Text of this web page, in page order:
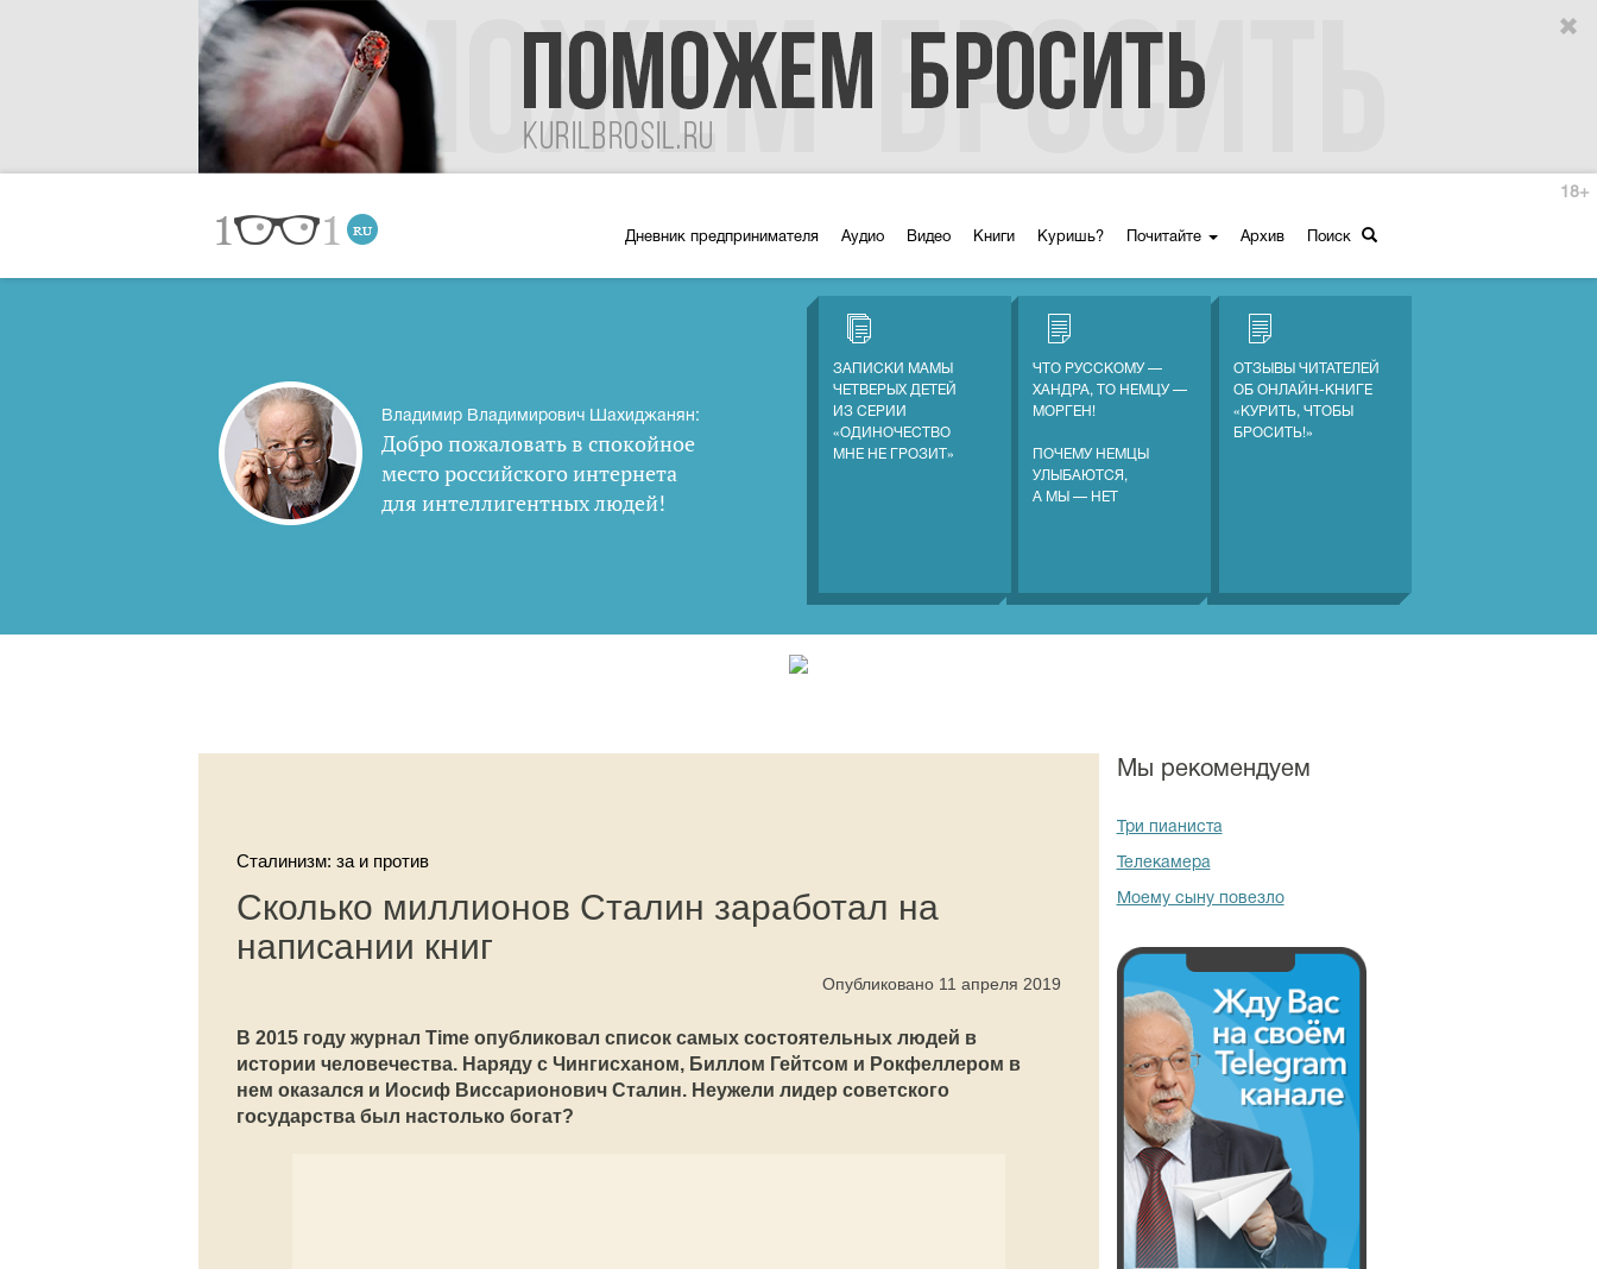
Дневник предпринимателя Аудио Видео Книги Куришь? Почитайте Архив Поиск
18+
Владимир Владимирович Шахиджанян:
Добро пожаловать в спокойное
место российского интернета
для интеллигентных людей!
ЗАПИСКИ МАМЫ
ЧЕТВЕРЫХ ДЕТЕЙ
ИЗ СЕРИИ
«ОДИНОЧЕСТВО
МНЕ НЕ ГРОЗИТ»
ЧТО РУССКОМУ —
ХАНДРА, ТО НЕМЦУ —
МОРГЕН!
ПОЧЕМУ НЕМЦЫ
УЛЫБАЮТСЯ,
А МЫ — НЕТ
ОТЗЫВЫ ЧИТАТЕЛЕЙ
ОБ ОНЛАЙН-КНИГЕ
«КУРИТЬ, ЧТОБЫ
БРОСИТЬ!»
Сталинизм: за и против
Сколько миллионов Сталин заработал на
написании книг
Опубликовано 11 апреля 2019
В 2015 году журнал Time опубликовал список самых состоятельных людей в
истории человечества. Наряду с Чингисханом, Биллом Гейтсом и Рокфеллером в
нем оказался и Иосиф Виссарионович Сталин. Неужели лидер советского
государства был настолько богат?
Мы рекомендуем
Три пианиста
Телекамера
Моему сыну повезло